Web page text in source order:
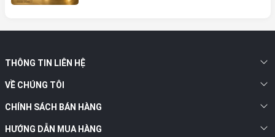
THÔNG TIN LIÊN HỆ
VỀ CHÚNG TÔI
CHÍNH SÁCH BÁN HÀNG
HƯỚNG DẪN MUA HÀNG